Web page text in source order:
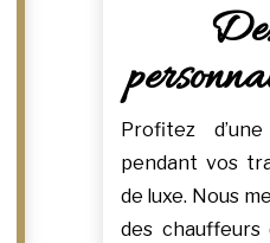
Profitez
pendant vos
de luxe. Nous
des chauffeurs